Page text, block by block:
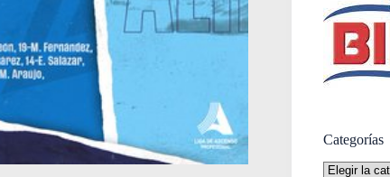
Categorías
Categorías